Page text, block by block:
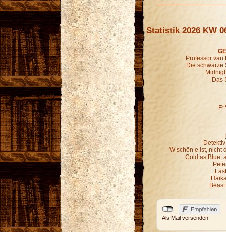
Statistik 2026 KW
Professor van
Die schwarze
Das
W schön e ist, nicht
Cold as Blue,
Als Mail versenden